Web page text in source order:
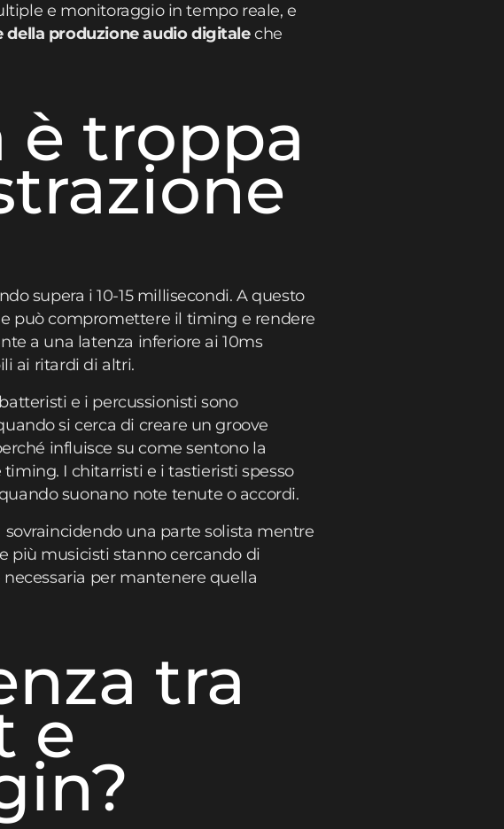
e monitoraggio in tempo reale, e
della produzione audio digitaleche
è troppa
supera i 10-15 millisecondi. A questo
può compromettere il timing e rendere
a una latenza inferiore ai 10ms
ai ritardi di altri.
e i percussionisti sono
si cerca di creare un groove
influisce su come sentono la
I chitarristi e i tastieristi spesso
suonano note tenute o accordi.
una parte solista mentre
più musicisti stanno cercando di
per mantenere quella
tra
e